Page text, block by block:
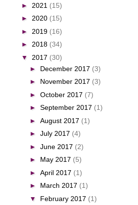
► 2021 (15)
► 2020 (15)
► 2019 (16)
► 2018 (34)
▼ 2017 (30)
► December 2017 (3)
► November 2017 (3)
► October 2017 (7)
► September 2017 (1)
► August 2017 (1)
► July 2017 (4)
► June 2017 (2)
► May 2017 (5)
► April 2017 (1)
► March 2017 (1)
▼ February 2017 (1)